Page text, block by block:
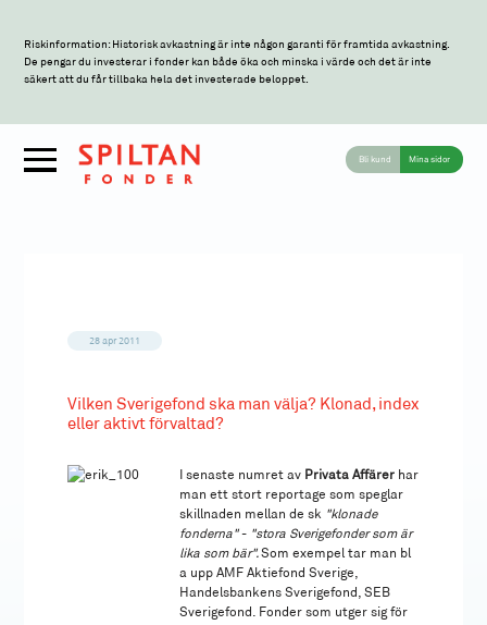
Riskinformation: Historisk avkastning är inte någon garanti för framtida avkastning.
De pengar du investerar i fonder kan både öka och minska i värde och det är inte
säkert att du får tillbaka hela det investerade beloppet.
Bli kund Mina sidor
28 apr 2011
Vilken Sverigefond ska man välja? Klonad, index
eller aktivt förvaltad?
I senaste numret av Privata Affärer har
man ett stort reportage som speglar
skillnaden mellan de sk "klonade
fonderna"- "stora Sverigefonder som är
lika som bär".Som exempel tar man bl
a upp AMF Aktiefond Sverige,
Handelsbankens Sverigefond, SEB
Sverigefond. Fonder som utger sig för